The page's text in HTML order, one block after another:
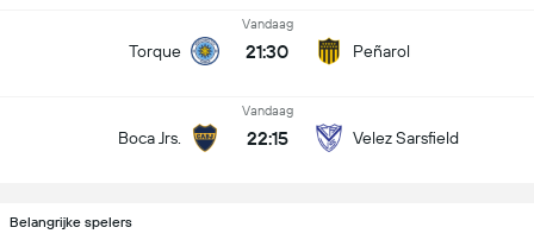
Torque
Vandaag
21:30 Peñarol
Boca Jrs.
Vandaag
22:15 Velez Sarsfield
Belangrijke spelers